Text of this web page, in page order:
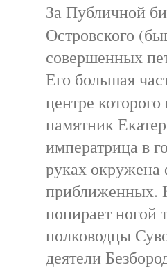
За Публичной
Островского
совершенных
Его большая
центре
памятник
императрица в
руках
приближенных.
попирает
полководцы
деятели